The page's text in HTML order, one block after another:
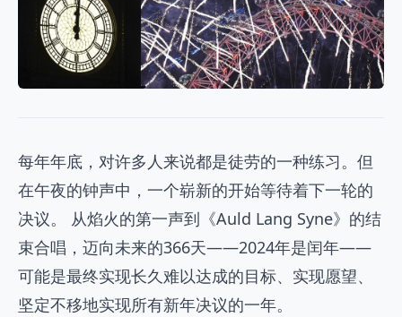
每年年底，对许多人来说都是徒劳的一种练习。但
在午夜的钟声中，一个崭新的开始等待着下一轮的
决议。 从焰火的第一声到《Auld Lang Syne》的结
束合唱，迈向未来的366天——2024年是闰年——
可能是最终实现长久难以达成的目标、实现愿望、
坚定不移地实现所有新年决议的一年。